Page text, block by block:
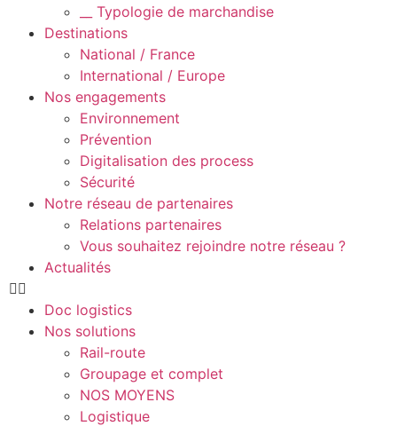
__ Typologie de marchandise
Destinations
National / France
International / Europe
Nos engagements
Environnement
Prévention
Digitalisation des process
Sécurité
Notre réseau de partenaires
Relations partenaires
Vous souhaitez rejoindre notre réseau ?
Actualités
Doc logistics
Nos solutions
Rail-route
Groupage et complet
NOS MOYENS
Logistique